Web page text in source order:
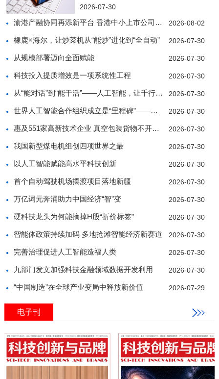
2026-07-30
渝港产融协同再添新平台 香港中小上市公司协会西南 2026-08-02
橡鹿×海尔，让炒菜机从“能炒”进化到“全自动” 2026-07-30
从规模部署迈向全面赋能 2026-07-30
科技投入提质增效是一项系统性工程 2026-07-30
从“能对话”到“能干活”——人工智能，让千行百业 2026-07-30
世界人工智能合作组织成立是“里程碑”——访中亚人 2026-07-30
惠及551家高新技术企业 真空包装货物不开箱也能 2026-07-30
我国新型煤电机组创四项世界之最 2026-07-30
以人工智能赋能高水平科技创新 2026-07-30
首个自动驾驶机场摆渡项目落地新疆 2026-07-30
万亿词元奔涌助力中国经济“智”变 2026-07-30
硬科技龙头为何能摘掉H股“折价标签” 2026-07-30
智能体政策持续加码 多地抢滩智能经济新赛道 2026-07-30
完善治理促进人工智能造福人类 2026-07-30
九部门发文加强科技金融领域数据开发利用 2026-07-30
“中国制造”在全球产业变局中释放新价值 2026-07-29
电子刊